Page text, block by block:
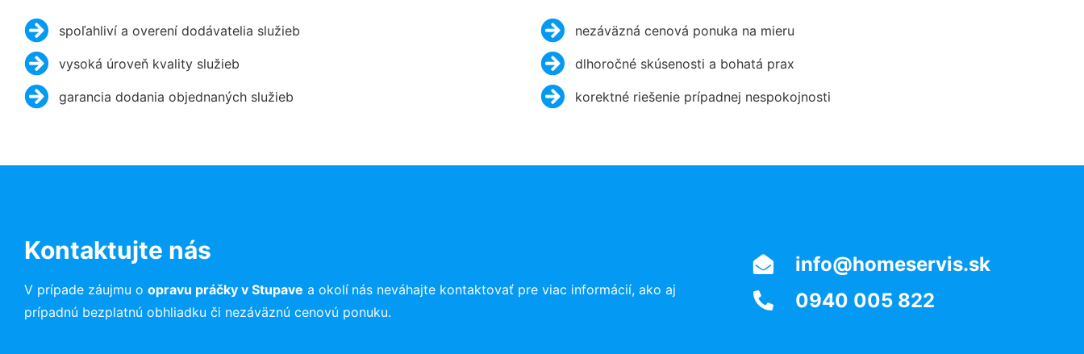
spoľahliví a overení dodávatelia služieb
vysoká úroveň kvality služieb
garancia dodania objednaných služieb
nezáväzná cenová ponuka na mieru
dlhoročné skúsenosti a bohatá prax
korektné riešenie prípadnej nespokojnosti
Kontaktujte nás
V prípade záujmu o opravu práčky v Stupave a okolí nás neváhajte kontaktovať pre viac informácií, ako aj
prípadnú bezplatnú obhliadku či nezáväznú cenovú ponuku.
info@homeservis.sk
0940 005 822